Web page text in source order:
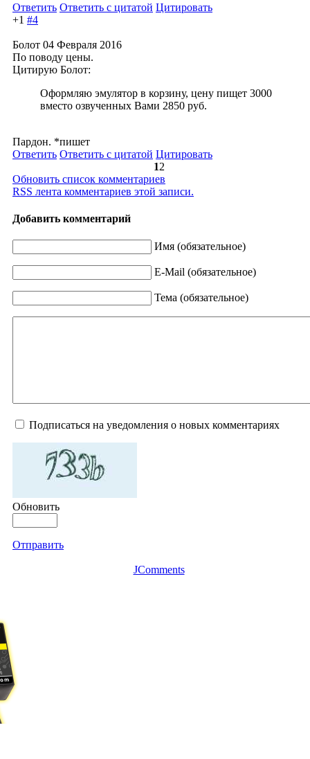
Ответить Ответить с цитатой Цитировать
+1 #4
Болот 04 Февраля 2016
По поводу цены.
Цитирую Болот:
Оформляю эмулятор в корзину, цену пищет 3000
вместо озвученных Вами 2850 руб.
Пардон. *пишет
Ответить Ответить с цитатой Цитировать
12
Обновить список комментариев
RSS лента комментариев этой записи.
Добавить комментарий
Имя (обязательное)
E-Mail (обязательное)
Тема (обязательное)
Подписаться на уведомления о новых комментариях
Обновить
Отправить
JComments